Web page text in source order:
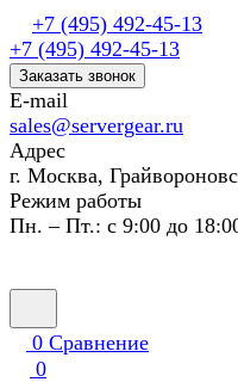
+7 (495) 492-45-13
+7 (495) 492-45-13
Заказать звонок
E-mail
sales@servergear.ru
Адрес
г. Москва,
Режим работы
Пн. – Пт.: с 9:00 до
0 Сравнение
0